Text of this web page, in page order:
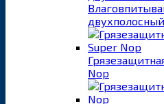
двухполосный
Nop